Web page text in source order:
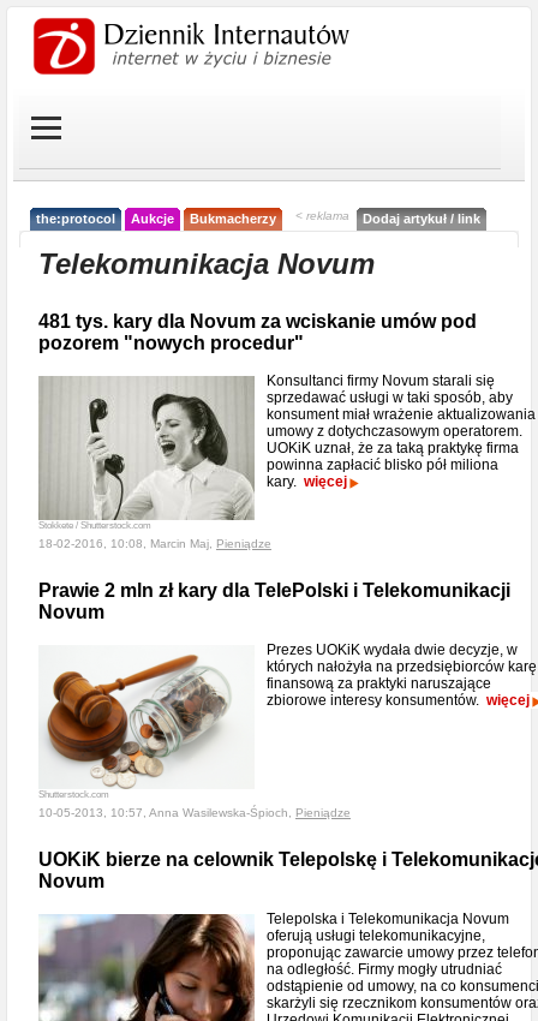
the:protocol Aukcje Bukmacherzy < reklama Dodaj artykuł / link
Telekomunikacja Novum
481 tys. kary dla Novum za wciskanie umów pod
pozorem "nowych procedur"
Stokkete / Shutterstock.com
Konsultanci firmy Novum starali się
sprzedawać usługi w taki sposób, aby
konsument miał wrażenie aktualizowania
umowy z dotychczasowym operatorem.
UOKiK uznał, że za taką praktykę firma
powinna zapłacić blisko pół miliona
kary. więcej
18-02-2016, 10:08, Marcin Maj, Pieniądze
Prawie 2 mln zł kary dla TelePolski i Telekomunikacji
Novum
Shutterstock.com
Prezes UOKiK wydała dwie decyzje, w
których nałożyła na przedsiębiorców karę
finansową za praktyki naruszające
zbiorowe interesy konsumentów. więcej
10-05-2013, 10:57, Anna Wasilewska-Śpioch, Pieniądze
UOKiK bierze na celownik Telepolskę i
Novum
Telepolska i Telekomunikacja Novum
oferują usługi telekomunikacyjne,
proponując zawarcie umowy przez
na odległość. Firmy mogły utrudniać
odstąpienie od umowy, na co konsumenci
skarżyli się rzecznikom konsumentów